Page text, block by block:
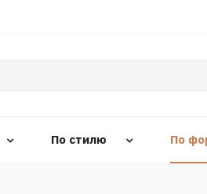
По стилю По